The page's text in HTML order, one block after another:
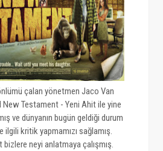
çalan yönetmen Jaco Van
New Testament - Yeni Ahit ile yine
ve dünyanın bugün geldiği durum
ilgili kritik yapmamızı sağlamış.
bizlere neyi anlatmaya çalışmış.